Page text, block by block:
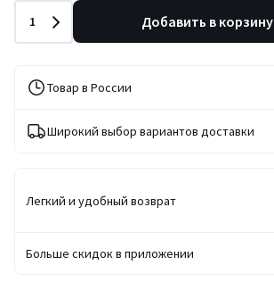
Количество
1 Добавить в корзину
Товар в России
Широкий выбор вариантов доставки
Легкий и удобный возврат
Больше скидок в приложении